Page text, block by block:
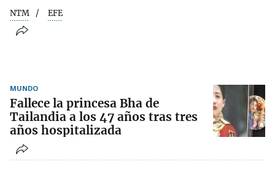
NTM EFE
MUNDO
Fallece la princesa Bha de
Tailandia a los 47 años tras tres
años hospitalizada